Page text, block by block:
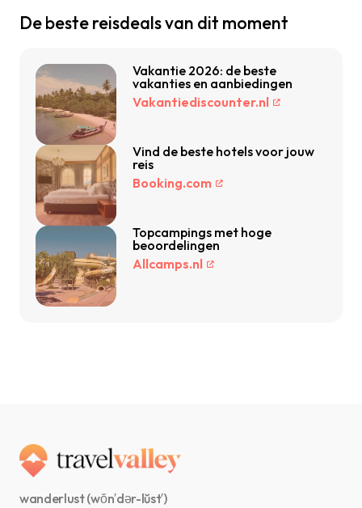
De beste reisdeals van dit moment
Vakantie 2026: de beste
vakanties en aanbiedingen
Vakantiediscounter.nl
Vind de beste hotels voor jouw
reis
Booking.com
Topcampings met hoge
beoordelingen
Allcamps.nl
wanderlust (wŏn′dər-lŭst′)